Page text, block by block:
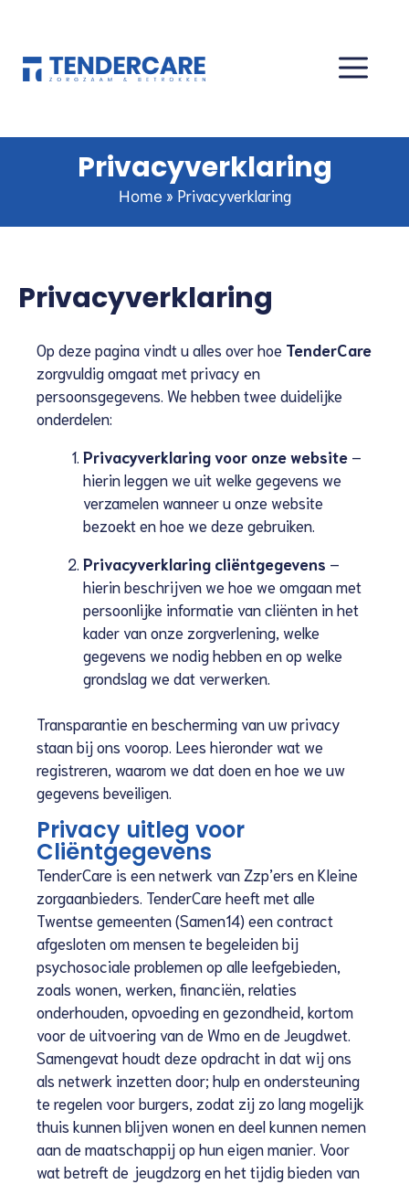
Privacyverklaring
Home » Privacyverklaring
Privacyverklaring
Op deze pagina vindt u alles over hoe TenderCare
zorgvuldig omgaat met privacy en
persoonsgegevens. We hebben twee duidelijke
onderdelen:
Privacyverklaring voor onze website –
hierin leggen we uit welke gegevens we
verzamelen wanneer u onze website
bezoekt en hoe we deze gebruiken.
Privacyverklaring cliëntgegevens –
hierin beschrijven we hoe we omgaan met
persoonlijke informatie van cliënten in het
kader van onze zorgverlening, welke
gegevens we nodig hebben en op welke
grondslag we dat verwerken.
Transparantie en bescherming van uw privacy
staan bij ons voorop. Lees hieronder wat we
registreren, waarom we dat doen en hoe we uw
gegevens beveiligen.
Privacy uitleg voor
Cliëntgegevens
TenderCare is een netwerk van Zzp’ers en Kleine
zorgaanbieders. TenderCare heeft met alle
Twentse gemeenten (Samen14) een contract
afgesloten om mensen te begeleiden bij
psychosociale problemen op alle leefgebieden,
zoals wonen, werken, financiën, relaties
onderhouden, opvoeding en gezondheid, kortom
voor de uitvoering van de Wmo en de Jeugdwet.
Samengevat houdt deze opdracht in dat wij ons
als netwerk inzetten door; hulp en ondersteuning
te regelen voor burgers, zodat zij zo lang mogelijk
thuis kunnen blijven wonen en deel kunnen nemen
aan de maatschappij op hun eigen manier. Voor
wat betreft de jeugdzorg en het tijdig bieden van